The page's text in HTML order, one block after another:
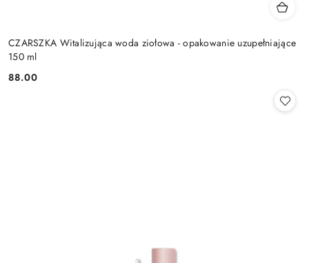
CZARSZKA Witalizująca woda ziołowa - opakowanie uzupełniające
150 ml
Cena:
88.00